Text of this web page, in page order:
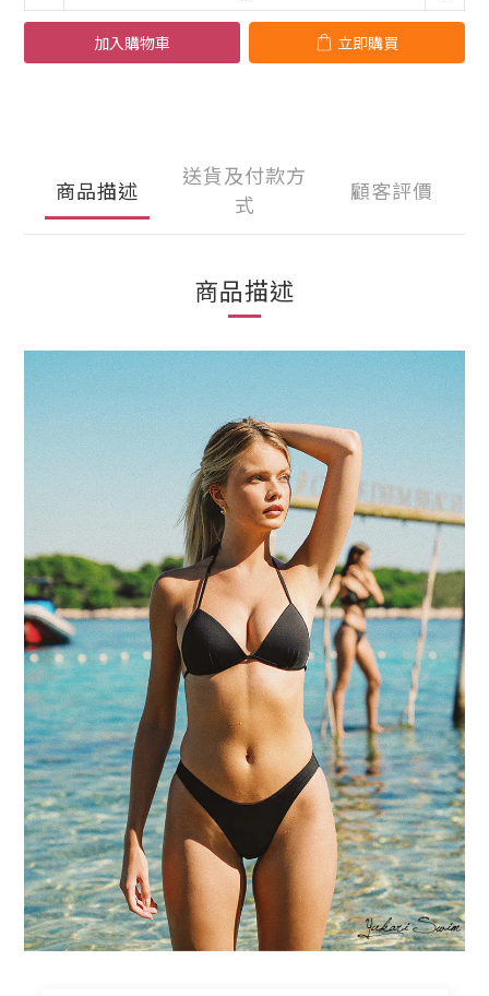
加入購物車 立即購買
商品描述
送貨及付款方
式
顧客評價
商品描述